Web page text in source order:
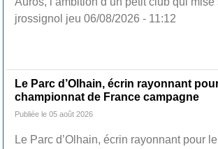
jrossignol jeu 06/08/2026 - 11:12
Le Parc d’Olhain, écrin rayonnant
championnat de France campagne
Publiée le 05 août 2026
Le Parc d’Olhain, écrin rayonnant pour